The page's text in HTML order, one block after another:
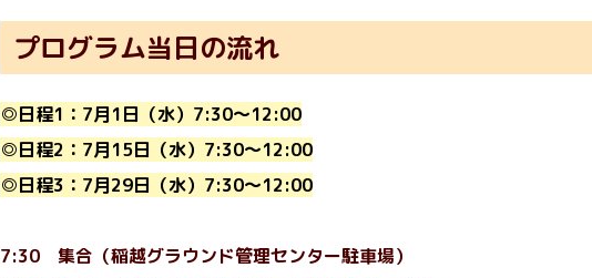
プログラム当日の流れ
◎日程1：7月1日（水）7:30〜12:00
◎日程2：7月15日（水）7:30〜12:00
◎日程3：7月29日（水）7:30〜12:00
7:30 集合（稲越グラウンド管理センター駐車場）